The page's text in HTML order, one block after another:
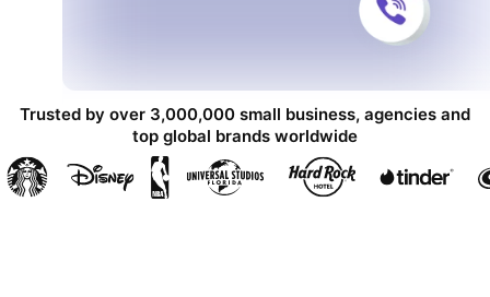
Trusted by over 3,000,000 small business, agencies and
top global brands worldwide